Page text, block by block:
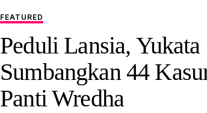
FEATURED
Peduli Lansia, Yukata
Sumbangkan 44
Panti Wredha